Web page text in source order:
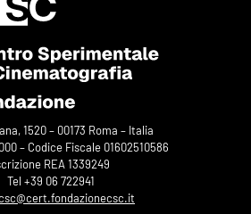
1520 – 00173 Roma – Italia
– Codice Fiscale 01602510586
REA 1339249
Tel +39 06 722941